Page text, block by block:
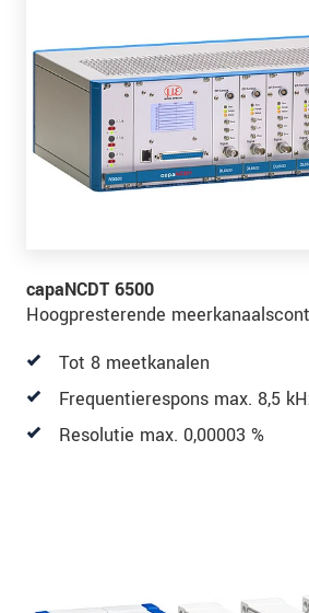
capaNCDT 6500
Hoogpresterende
Tot 8 meetkanalen
Frequentierespons max. 8,5
Resolutie max. 0,00003 %